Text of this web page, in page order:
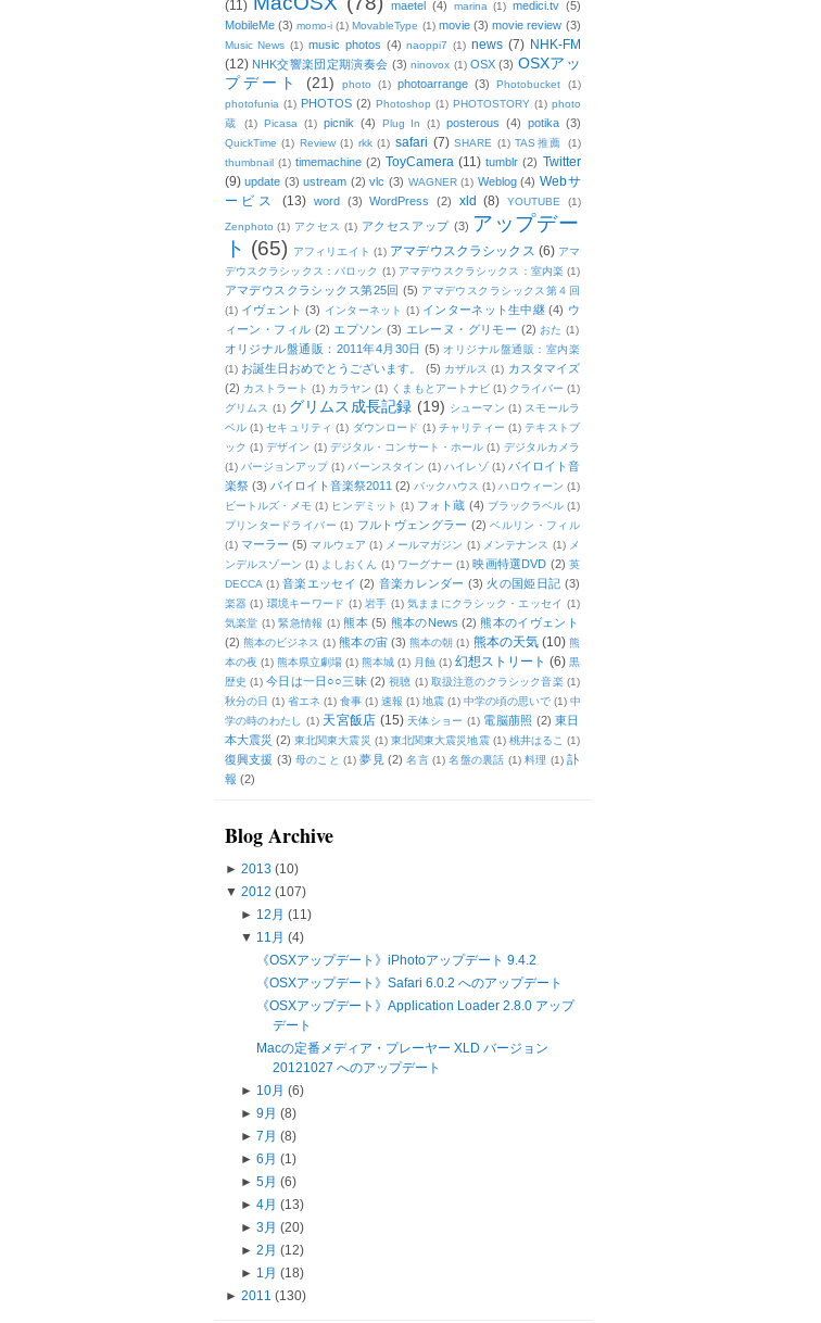
(11)
maetel (4) marina (1) medici.tv (5)
MobileMe (3) momo-i (1) MovableType (1) movie (3) movie review (3)
Music News (1) music photos (4) naoppi7 (1) news (7) NHK-FM
(12) NHK交響楽団定期演奏会 (3) ninovox (1) OSX (3) OSXアッ
プデート
(21) photo (1) photoarrange (3) Photobucket
(1)
photofunia (1) PHOTOS (2) Photoshop (1) PHOTOSTORY (1) photo
蔵
(1) Picasa (1) picnik (4) Plug In (1) posterous (4) potika (3)
QuickTime (1) Review (1) rkk (1) safari (7) SHARE (1) TAS推薦
(1)
thumbnail (1) timemachine (2) ToyCamera (11) tumblr (2) Twitter
(9) update (3) ustream (2) vlc (3) WAGNER (1) Weblog (4) Webサ
ービス
(13) word (3) WordPress (2) xld (8) YOUTUBE (1)
Zenphoto (1) アクセス (1) アクセスアップ (3) アップデー
ト (65) アフィリエイト (1) アマデウスクラシックス (6) アマ
デウスクラシックス：バロック (1) アマデウスクラシックス：室内楽 (1)
アマデウスクラシックス第25回 (5) アマデウスクラシックス第４回
(1) イヴェント (3) インターネット (1) インターネット生中継 (4) ウ
ィーン・フィル (2) エプソン (3) エレーヌ・グリモー (2) おた (1)
オリジナル盤通販：2011年4月30日 (5) オリジナル盤通販：室内楽
(1) お誕生日おめでとうございます。 (5) カザルス (1) カスタマイズ
(2) カストラート (1) カラヤン (1) くまもとアートナビ (1) クライバー (1)
グリムス (1) グリムス成長記録 (19) シューマン (1) スモールラ
ベル (1) セキュリティ (1) ダウンロード (1) チャリティー (1) テキストブ
ック (1) デザイン (1) デジタル・コンサート・ホール (1) デジタルカメラ
(1) バージョンアップ (1) バーンスタイン (1) ハイレゾ (1) バイロイト音
楽祭 (3) バイロイト音楽祭2011 (2) バックハウス (1) ハロウィーン (1)
ビートルズ・メモ (1) ヒンデミット (1) フォト蔵 (4) ブラックラベル (1)
プリンタードライバー (1) フルトヴェングラー (2) ベルリン・フィル
(1) マーラー (5) マルウェア (1) メールマガジン (1) メンテナンス (1) メ
ンデルスゾーン (1) よしおくん (1) ワーグナー (1) 映画特選DVD (2) 英
DECCA (1) 音楽エッセイ (2) 音楽カレンダー (3) 火の国姫日記 (3)
楽器 (1) 環境キーワード (1) 岩手 (1) 気ままにクラシック・エッセイ (1)
気楽堂 (1) 緊急情報 (1) 熊本 (5) 熊本のNews (2) 熊本のイヴェント
(2) 熊本のビジネス (1) 熊本の宙 (3) 熊本の朝 (1) 熊本の天気 (10) 熊
本の夜 (1) 熊本県立劇場 (1) 熊本城 (1) 月蝕 (1) 幻想ストリート (6) 黒
歴史 (1) 今日は一日○○三昧 (2) 視聴 (1) 取扱注意のクラシック音楽 (1)
秋分の日 (1) 省エネ (1) 食事 (1) 速報 (1) 地震 (1) 中学の頃の思いで (1) 中
学の時のわたし
(1) 天宮飯店 (15) 天体ショー (1) 電脳萠照 (2) 東日
本大震災 (2) 東北関東大震災 (1) 東北関東大震災地震 (1) 桃井はるこ (1)
復興支援 (3) 母のこと (1) 夢見 (2) 名言 (1) 名盤の裏話 (1) 料理 (1) 訃
報 (2)
Blog Archive
► 2013 (10)
▼ 2012 (107)
► 12月 (11)
▼ 11月 (4)
《OSXアップデート》iPhotoアップデート 9.4.2
《OSXアップデート》Safari 6.0.2 へのアップデート
《OSXアップデート》Application Loader 2.8.0 アップ
デート
Macの定番メディア・プレーヤー XLD バージョン
20121027 へのアップデート
► 10月 (6)
► 9月 (8)
► 7月 (8)
► 6月 (1)
► 5月 (6)
► 4月 (13)
► 3月 (20)
► 2月 (12)
► 1月 (18)
► 2011 (130)